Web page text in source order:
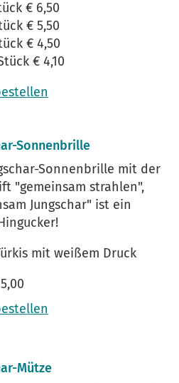
€ 6,50
€ 5,50
€ 4,50
€ 4,10
Sonnenbrille
Sonnenbrille mit der
"gemeinsam strahlen",
Jungschar" ist ein
mit weißem Druck
Mütze